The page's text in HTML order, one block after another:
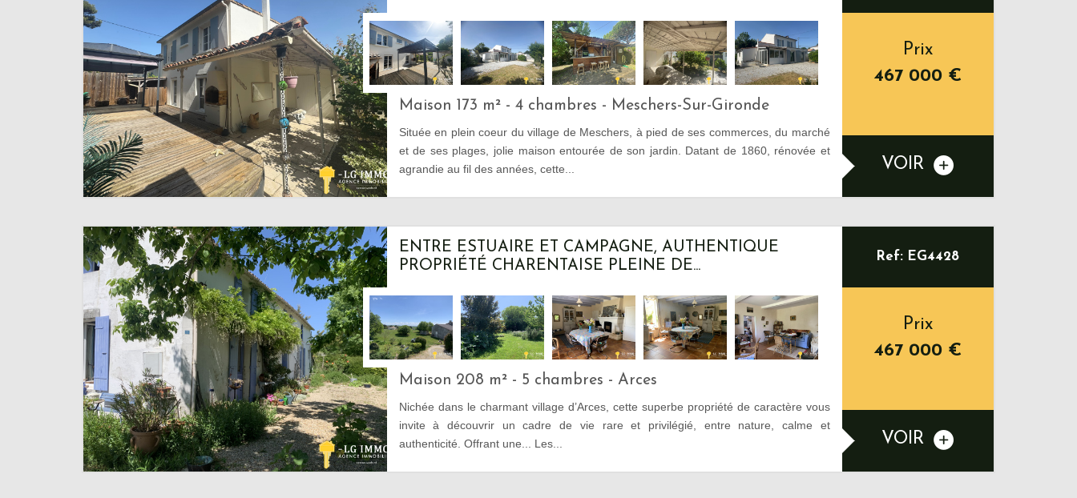
Maison 173 m² - 4 chambres - Meschers-Sur-Gironde
Située en plein coeur du village de Meschers, à pied de ses commerces, du marché
et de ses plages, jolie maison entourée de son jardin. Datant de 1860, rénovée et
agrandie au fil des années, cette...
Prix
467 000 €
VOIR
ENTRE ESTUAIRE ET CAMPAGNE, AUTHENTIQUE
PROPRIÉTÉ CHARENTAISE PLEINE DE...
Maison 208 m² - 5 chambres - Arces
Nichée dans le charmant village d’Arces, cette superbe propriété de caractère vous
invite à découvrir un cadre de vie rare et privilégié, entre nature, calme et
authenticité. Offrant une... Les...
Ref: EG4428
Prix
467 000 €
VOIR